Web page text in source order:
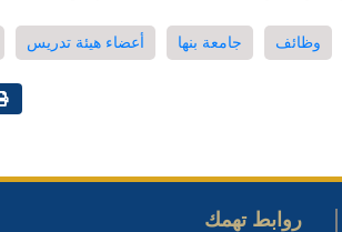
وظائف جامعة بنها أعضاء هيئة تدريس
روابط تهمك